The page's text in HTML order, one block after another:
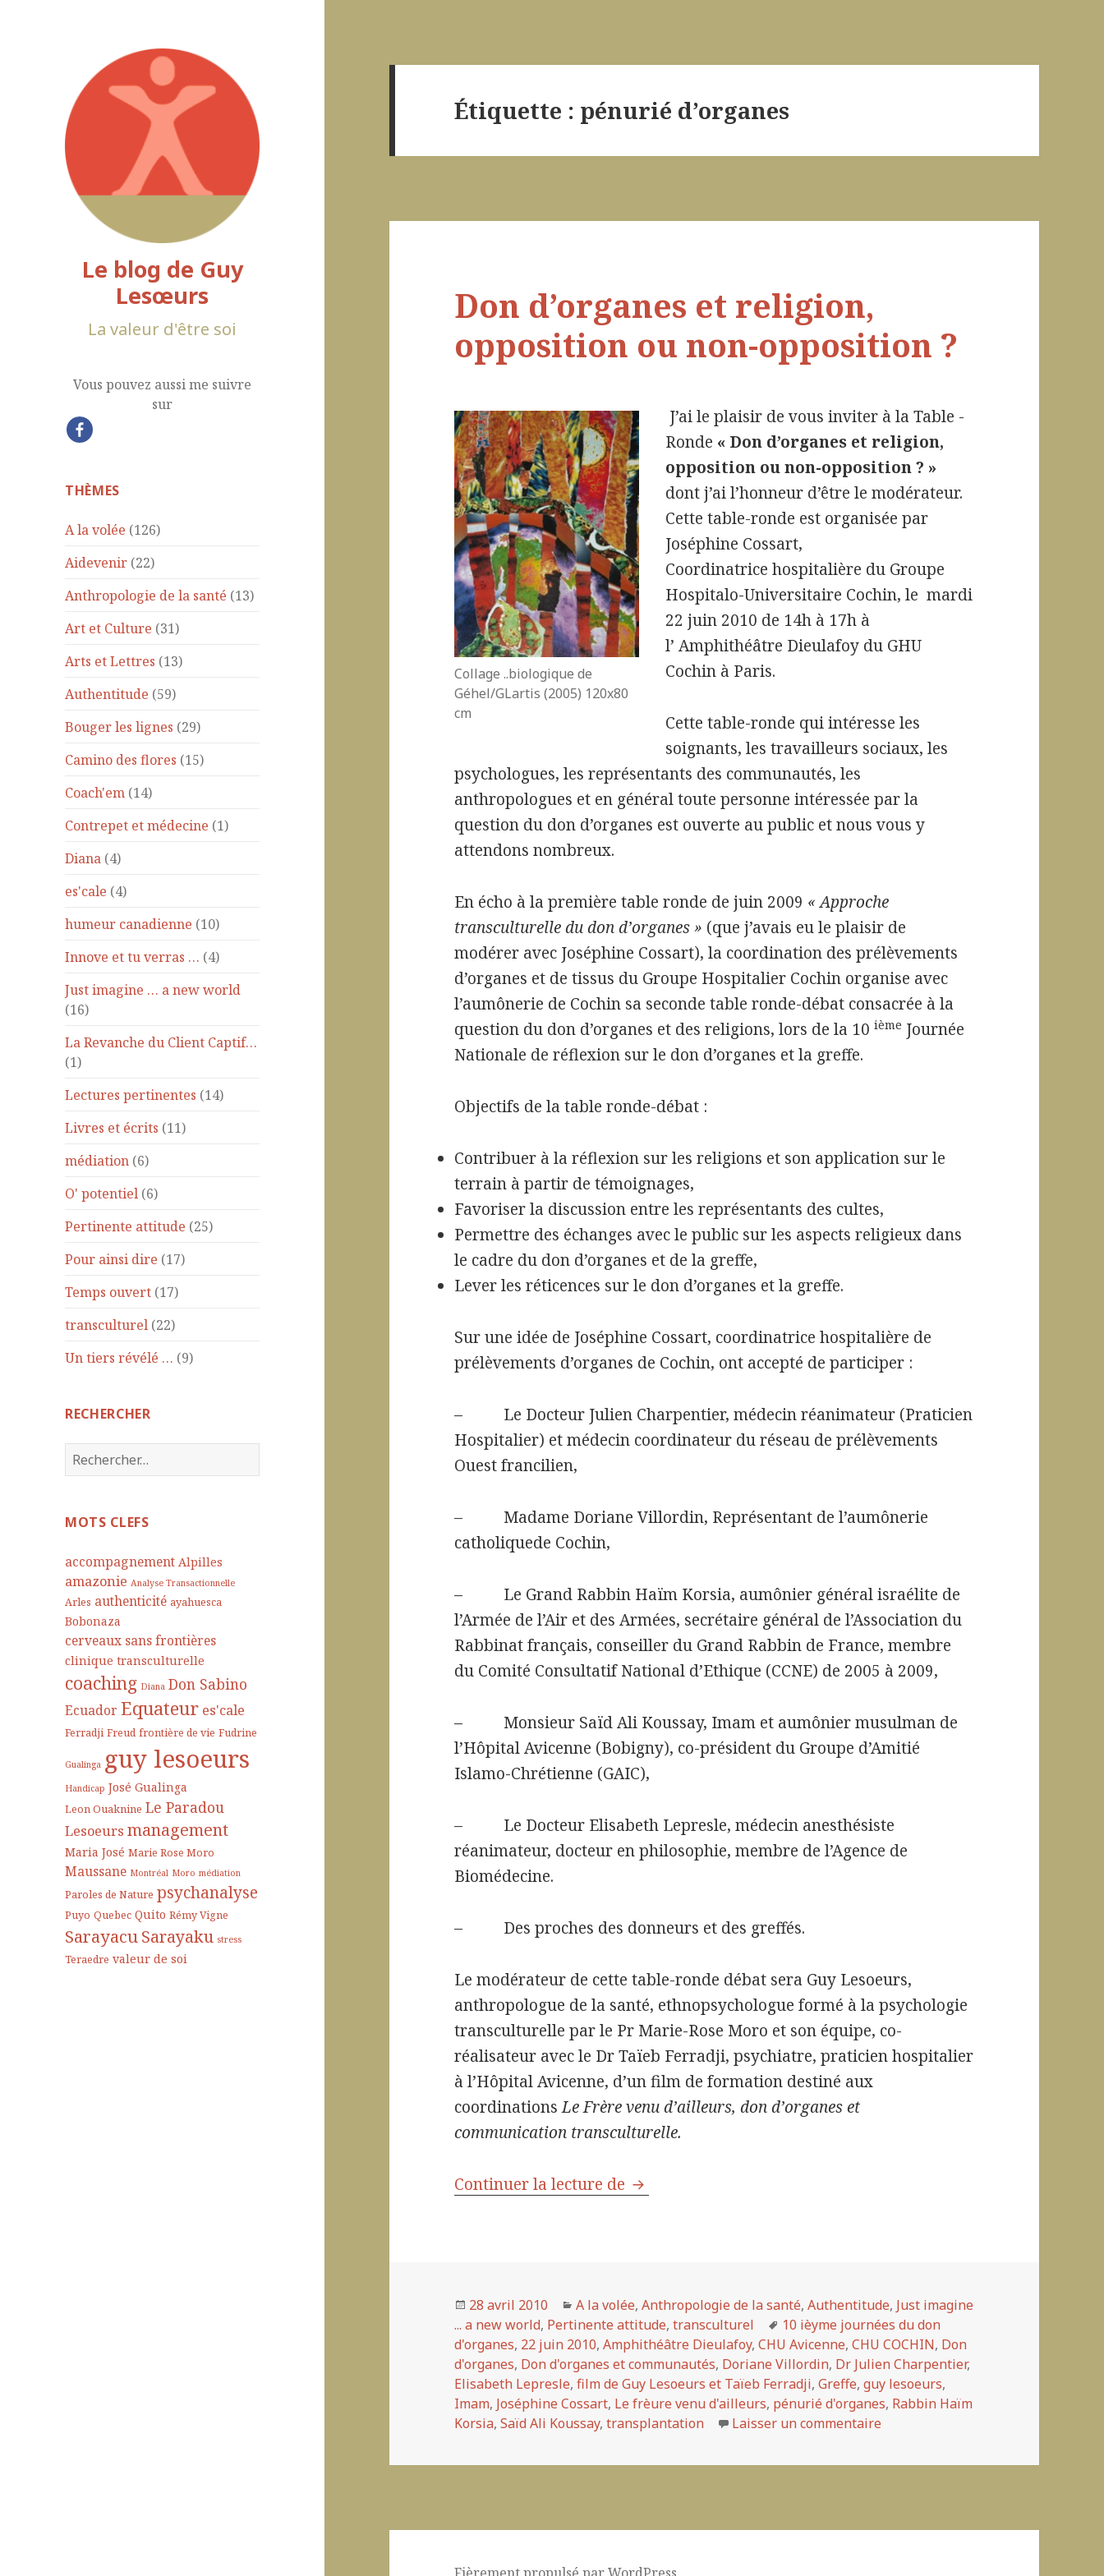
Le blog de Guy
Lesœurs
La valeur d'être soi
Vous pouvez aussi me suivre
sur
THÈMES
A la volée (126)
Aidevenir (22)
Anthropologie de la santé (13)
Art et Culture (31)
Arts et Lettres (13)
Authentitude (59)
Bouger les lignes (29)
Camino des flores (15)
Coach'em (14)
Contrepet et médecine (1)
Diana (4)
es'cale (4)
humeur canadienne (10)
Innove et tu verras … (4)
Just imagine … a new world
(16)
La Revanche du Client Captif…
(1)
Lectures pertinentes (14)
Livres et écrits (11)
médiation (6)
O' potentiel (6)
Pertinente attitude (25)
Pour ainsi dire (17)
Temps ouvert (17)
transculturel (22)
Un tiers révélé … (9)
RECHERCHER
R
e
e
c
h
e
r
:
MOTS CLEFS
accompagnement Alpilles
amazonie Analyse Transactionnelle
Arles authenticité ayahuesca
Bobonaza
cerveaux sans frontières
clinique transculturelle
coaching Diana Don Sabino
Ecuador Equateur es'cale
Ferradji Freud frontière de vie Fudrine
Gualinga guy lesoeurs
Handicap José Gualinga
Leon Ouaknine Le Paradou
Lesoeurs management
Maria José Marie Rose Moro
Maussane Montréal Moro médiation
Paroles de Nature psychanalyse
Puyo Quebec Quito Rémy Vigne
SarayacuSarayaku stress
Teraedre valeur de soi
Étiquette : pénurié d’organes
Don d’organes et religion,
opposition ou non-opposition ?
Collage ..biologique de
Géhel/GLartis (2005) 120x80
cm
J’ai le plaisir de vous inviter à la Table -
Ronde « Don d’organes et religion,
opposition ou non-opposition ? »
dont j’ai l’honneur d’être le modérateur.
Cette table-ronde est organisée par
Joséphine Cossart,
Coordinatrice hospitalière du Groupe
Hospitalo-Universitaire Cochin, le mardi
22 juin 2010 de 14h à 17h à
l’ Amphithéâtre Dieulafoy du GHU
Cochin à Paris.
Cette table-ronde qui intéresse les
soignants, les travailleurs sociaux, les
psychologues, les représentants des communautés, les
anthropologues et en général toute personne intéressée par la
question du don d’organes est ouverte au public et nous vous y
attendons nombreux.
En écho à la première table ronde de juin 2009 « Approche
transculturelle du don d’organes » (que j’avais eu le plaisir de
modérer avec Joséphine Cossart), la coordination des prélèvements
d’organes et de tissus du Groupe Hospitalier Cochin organise avec
l’aumônerie de Cochin sa seconde table ronde-débat consacrée à la
question du don d’organes et des religions, lors de la 10ième Journée
Nationale de réflexion sur le don d’organes et la greffe.
Objectifs de la table ronde-débat :
Contribuer à la réflexion sur les religions et son application sur le
terrain à partir de témoignages,
Favoriser la discussion entre les représentants des cultes,
Permettre des échanges avec le public sur les aspects religieux dans
le cadre du don d’organes et de la greffe,
Lever les réticences sur le don d’organes et la greffe.
Sur une idée de Joséphine Cossart, coordinatrice hospitalière de
prélèvements d’organes de Cochin, ont accepté de participer :
– Le Docteur Julien Charpentier, médecin réanimateur (Praticien
Hospitalier) et médecin coordinateur du réseau de prélèvements
Ouest francilien,
– Madame Doriane Villordin, Représentant de l’aumônerie
catholiquede Cochin,
– Le Grand Rabbin Haïm Korsia, aumônier général israélite de
l’Armée de l’Air et des Armées, secrétaire général de l’Association du
Rabbinat français, conseiller du Grand Rabbin de France, membre
du Comité Consultatif National d’Ethique (CCNE) de 2005 à 2009,
– Monsieur Saïd Ali Koussay, Imam et aumônier musulman de
l’Hôpital Avicenne (Bobigny), co-président du Groupe d’Amitié
Islamo-Chrétienne (GAIC),
– Le Docteur Elisabeth Lepresle, médecin anesthésiste
réanimateur, docteur en philosophie, membre de l’Agence de
Biomédecine.
– Des proches des donneurs et des greffés.
Le modérateur de cette table-ronde débat sera Guy Lesoeurs,
anthropologue de la santé, ethnopsychologue formé à la psychologie
transculturelle par le Pr Marie-Rose Moro et son équipe, co-
réalisateur avec le Dr Taïeb Ferradji, psychiatre, praticien hospitalier
à l’Hôpital Avicenne, d’un film de formation destiné aux
coordinationsLe Frère venu d’ailleurs, don d’organes et
communication transculturelle.
Continuer la lecture de Don d’organes et religion, opposition ou non-opposition ?
Publié
le
28 avril 2010 Catégories
A la volée,Anthropologie de la santé,Authentitude, Just imagine
... a new world, Pertinente attitude,transculturel
Mots-
clés
10 ièyme journées du don
d'organes, 22 juin 2010,Amphithéâtre Dieulafoy,CHU Avicenne,CHU COCHIN, Don
d'organes, Don d'organes et communautés, Doriane Villordin, Dr Julien Charpentier,
Elisabeth Lepresle,film de Guy Lesoeurs et Taïeb Ferradji,Greffe,guy lesoeurs,
Imam, Joséphine Cossart, Le frèure venu d'ailleurs, pénurié d'organes, Rabbin Haïm
Korsia,Saïd Ali Koussay,transplantation Laisser un commentaire